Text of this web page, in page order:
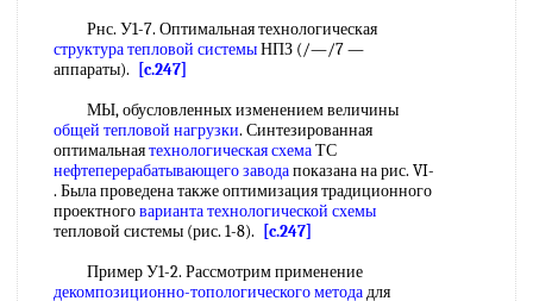
Рнс. У1-7. Оптимальная технологическая
структура тепловой системыНПЗ (/—/7 —
аппараты).
[c.247]
МЫ, обусловленных изменением величины
общей тепловой нагрузки. Синтезированная
оптимальнаятехнологическая схемаТС
нефтеперерабатывающего заводапоказана на рис. VI-
. Была проведена также оптимизация традиционного
проектноговарианта технологической схемы
тепловой системы (рис. 1-8).
[c.247]
Пример У1-2. Рассмотрим применение
декомпозиционно-топологического методадля